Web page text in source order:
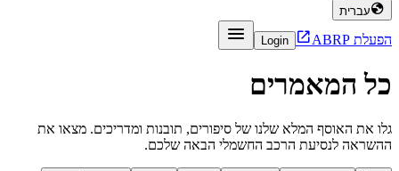
עברית
הפעלת ABRP 
Login

כל המאמרים
גלו את האוסף המלא שלנו של סיפורים, תובנות ומדריכים. מצאו את
ההשראה לנסיעת הרכב החשמלי הבאה שלכם.